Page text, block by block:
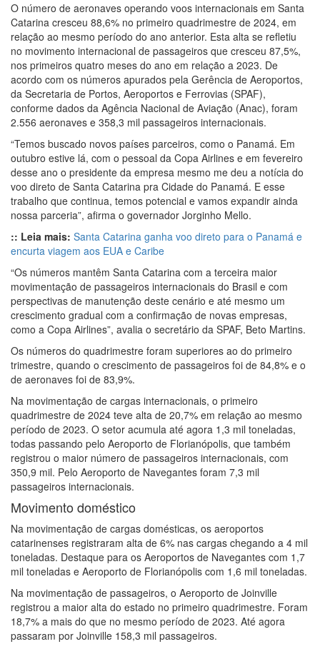
O número de aeronaves operando voos internacionais em Santa
Catarina cresceu 88,6% no primeiro quadrimestre de 2024, em
relação ao mesmo período do ano anterior. Esta alta se refletiu
no movimento internacional de passageiros que cresceu 87,5%,
nos primeiros quatro meses do ano em relação a 2023. De
acordo com os números apurados pela Gerência de Aeroportos,
da Secretaria de Portos, Aeroportos e Ferrovias (SPAF),
conforme dados da Agência Nacional de Aviação (Anac), foram
2.556 aeronaves e 358,3 mil passageiros internacionais.
“Temos buscado novos países parceiros, como o Panamá. Em
outubro estive lá, com o pessoal da Copa Airlines e em fevereiro
desse ano o presidente da empresa mesmo me deu a notícia do
voo direto de Santa Catarina pra Cidade do Panamá. E esse
trabalho que continua, temos potencial e vamos expandir ainda
nossa parceria”, afirma o governador Jorginho Mello.
:: Leia mais: Santa Catarina ganha voo direto para o Panamá e
encurta viagem aos EUA e Caribe
“Os números mantêm Santa Catarina com a terceira maior
movimentação de passageiros internacionais do Brasil e com
perspectivas de manutenção deste cenário e até mesmo um
crescimento gradual com a confirmação de novas empresas,
como a Copa Airlines”, avalia o secretário da SPAF, Beto Martins.
Os números do quadrimestre foram superiores ao do primeiro
trimestre, quando o crescimento de passageiros foi de 84,8% e o
de aeronaves foi de 83,9%.
Na movimentação de cargas internacionais, o primeiro
quadrimestre de 2024 teve alta de 20,7% em relação ao mesmo
período de 2023. O setor acumula até agora 1,3 mil toneladas,
todas passando pelo Aeroporto de Florianópolis, que também
registrou o maior número de passageiros internacionais, com
350,9 mil. Pelo Aeroporto de Navegantes foram 7,3 mil
passageiros internacionais.
Movimento doméstico
Na movimentação de cargas domésticas, os aeroportos
catarinenses registraram alta de 6% nas cargas chegando a 4 mil
toneladas. Destaque para os Aeroportos de Navegantes com 1,7
mil toneladas e Aeroporto de Florianópolis com 1,6 mil toneladas.
Na movimentação de passageiros, o Aeroporto de Joinville
registrou a maior alta do estado no primeiro quadrimestre. Foram
18,7% a mais do que no mesmo período de 2023. Até agora
passaram por Joinville 158,3 mil passageiros.